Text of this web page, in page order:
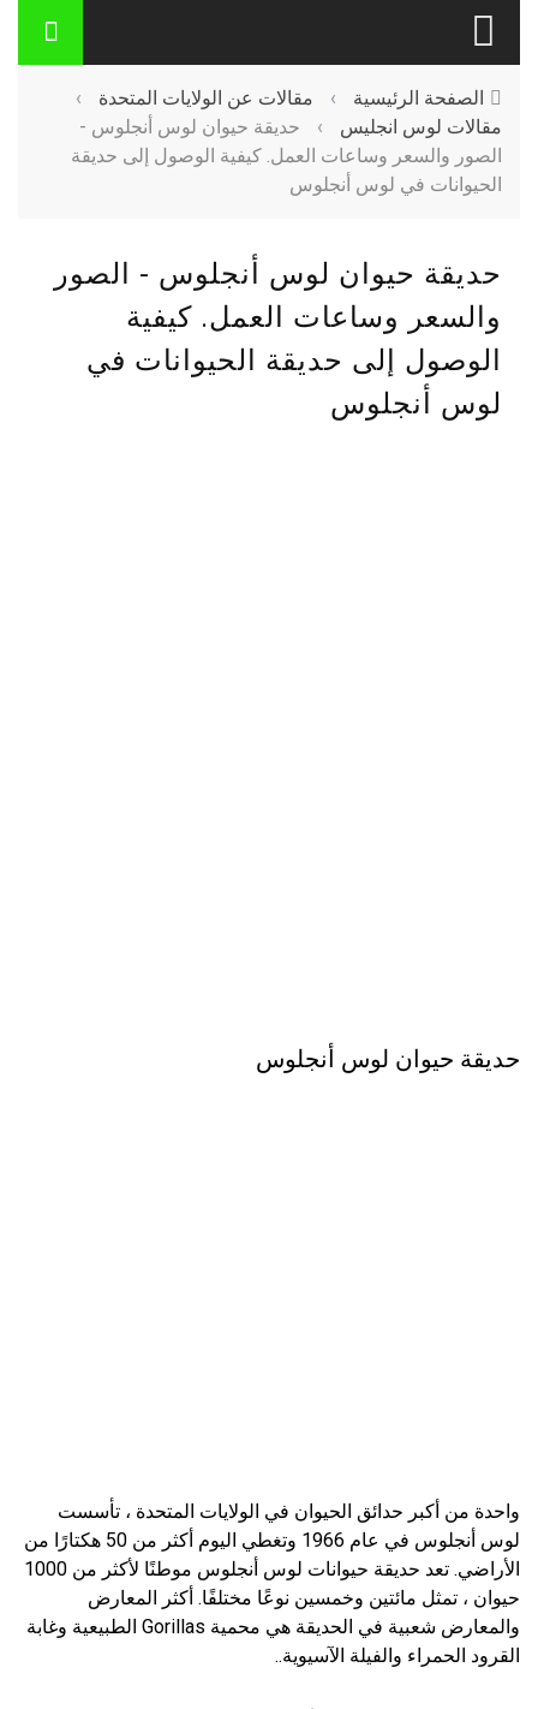
الصفحة الرئيسية › مقالات عن الولايات المتحدة
›
مقالات لوس انجليس
›
حديقة حيوان لوس أنجلوس -
الصور والسعر وساعات العمل. كيفية الوصول إلى حديقة
الحيوانات في لوس أنجلوس
حديقة حيوان لوس أنجلوس - الصور
والسعر وساعات العمل. كيفية
الوصول إلى حديقة الحيوانات في
لوس أنجلوس
حديقة حيوان لوس أنجلوس
واحدة من أكبر حدائق الحيوان في الولايات المتحدة ، تأسست
لوس أنجلوس في عام 1966 وتغطي اليوم أكثر من 50 هكتارًا من
الأراضي. تعد حديقة حيوانات لوس أنجلوس موطنًا لأكثر من 1000
حيوان ، تمثل مائتين وخمسين نوعًا مختلفًا. أكثر المعارض
والمعارض شعبية في الحديقة هي محمية Gorillas الطبيعية وغابة
القرود الحمراء والفيلة الآسيوية..